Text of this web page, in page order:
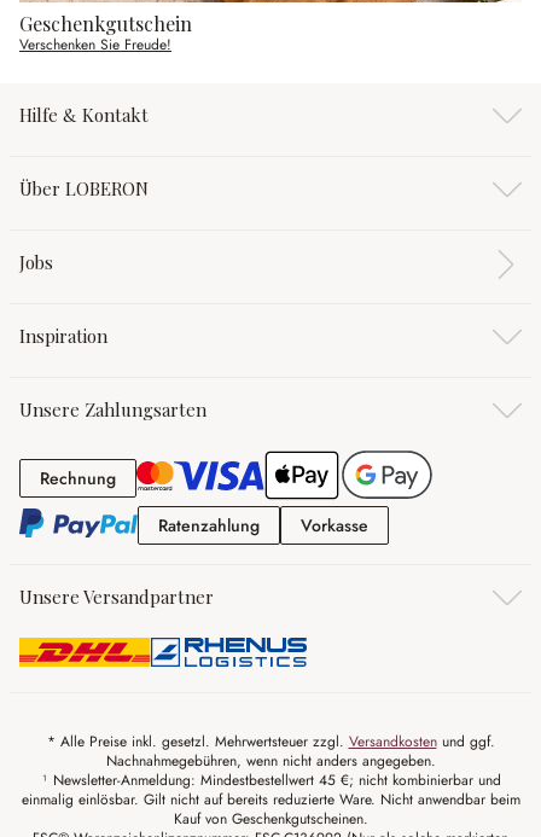
Geschenkgutschein
Verschenken Sie Freude!
Hilfe & Kontakt
Über LOBERON
Jobs
Inspiration
Unsere Zahlungsarten
RechnungRechnung
RatenzahlungRatenzahlung
Vorkasse
Unsere Versandpartner
* Alle Preise inkl. gesetzl. Mehrwertsteuer zzgl. Versandkostenund ggf.
Nachnahmegebühren, wenn nicht anders angegeben.
¹ Newsletter-Anmeldung: Mindestbestellwert 45 €; nicht kombinierbar und
einmalig einlösbar. Gilt nicht auf bereits reduzierte Ware. Nicht anwendbar beim
Kauf von Geschenkgutscheinen.